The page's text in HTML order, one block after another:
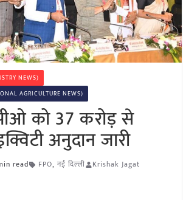
NEWS)
AGRICULTURE NEWS)
को 37 करोड़ से
अनुदान जारी
read FPO, नई दिल्ली Krishak Jagat